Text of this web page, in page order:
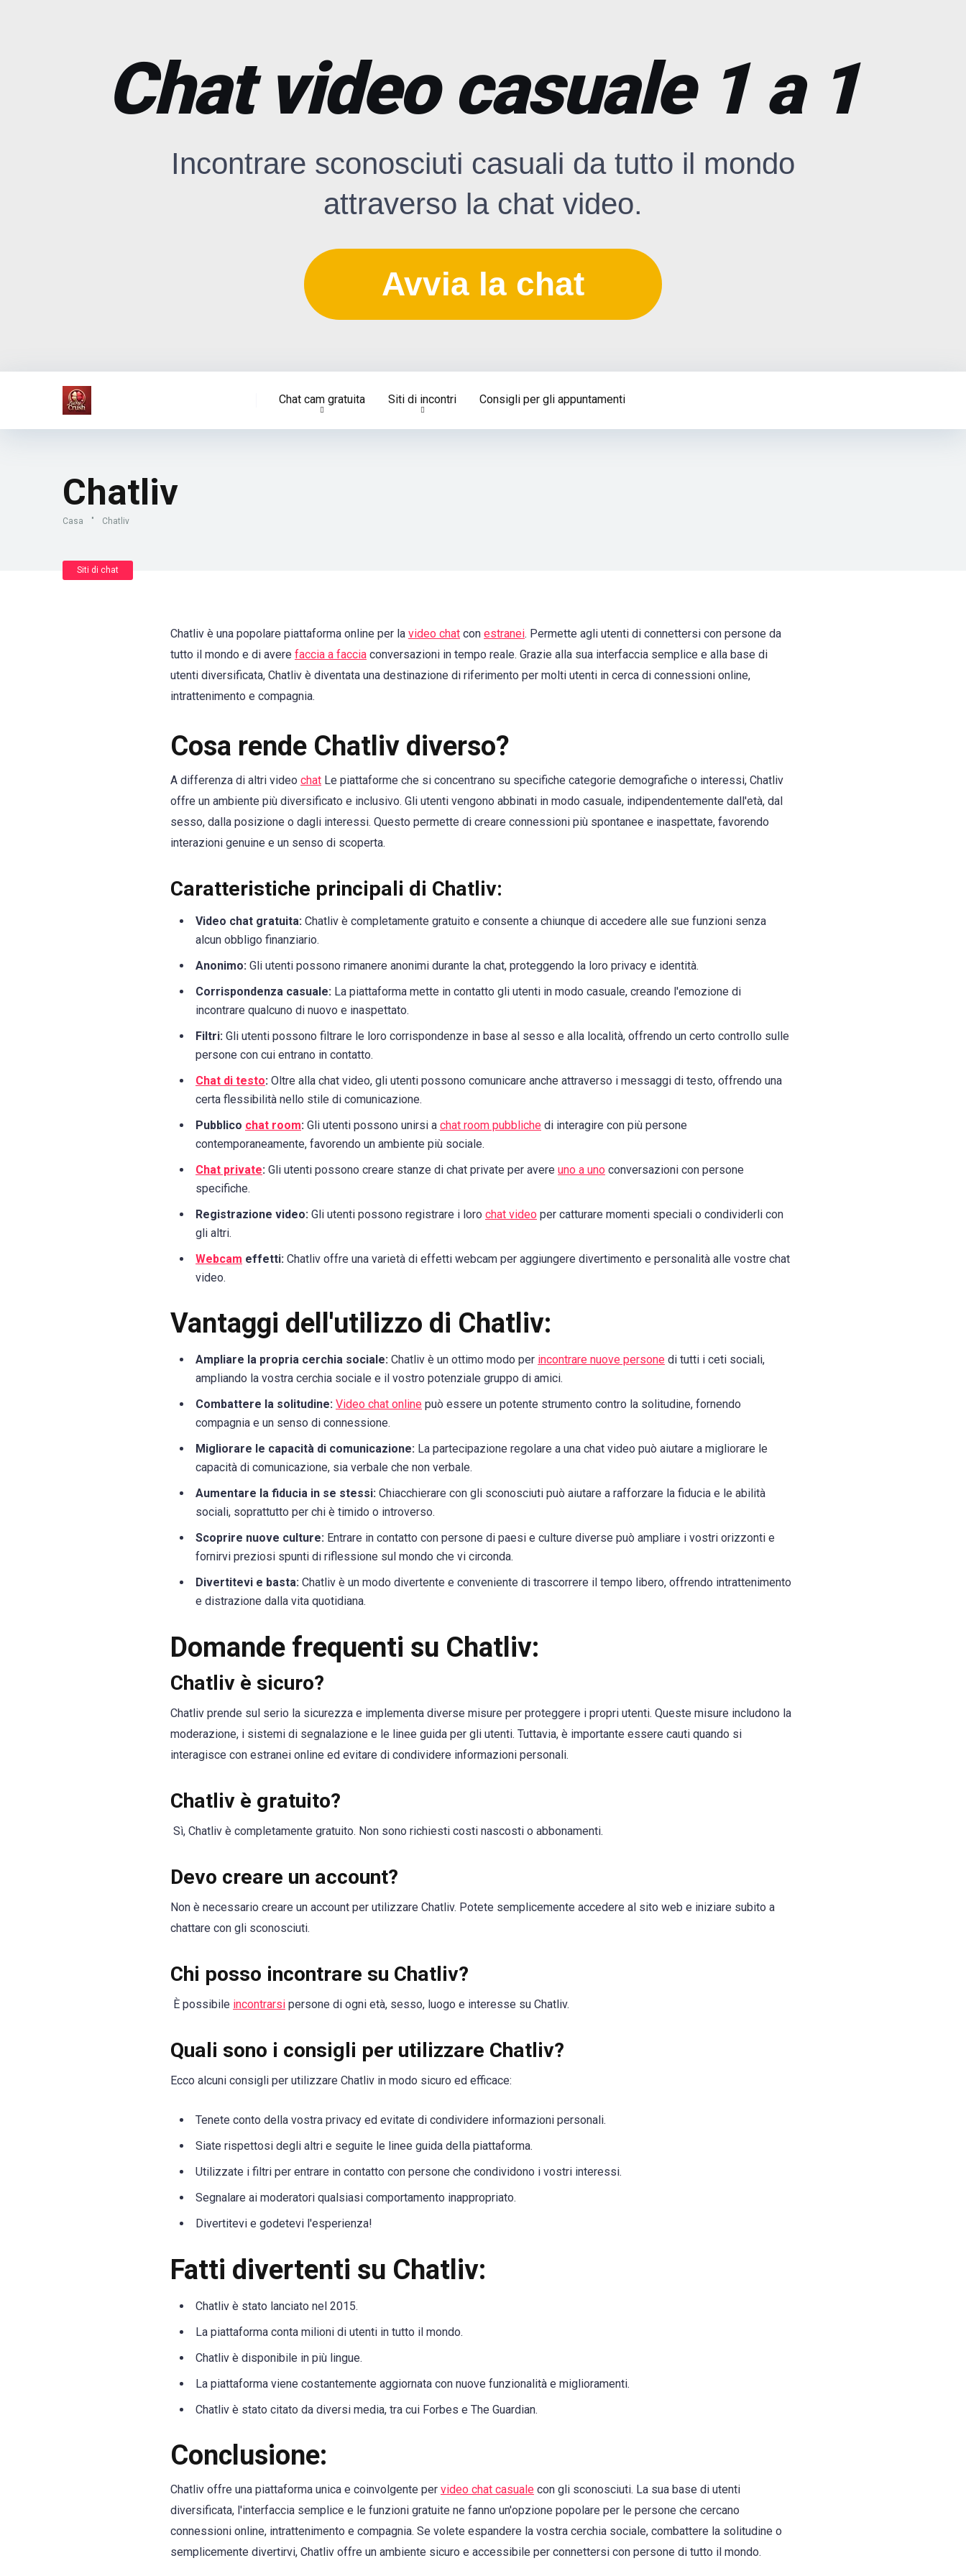
Chat video casuale 1 a 1
Incontrare sconosciuti casuali da tutto il mondo
attraverso la chat video.
Avvia la chat
Chat cam gratuita Siti di incontri Consigli per gli appuntamenti
Chatliv
Casa " Chatliv
Siti di chat
Chatliv è una popolare piattaforma online per la video chat con estranei. Permette agli utenti di connettersi con persone da
tutto il mondo e di avere faccia a faccia conversazioni in tempo reale. Grazie alla sua interfaccia semplice e alla base di
utenti diversificata, Chatliv è diventata una destinazione di riferimento per molti utenti in cerca di connessioni online,
intrattenimento e compagnia.
Cosa rende Chatliv diverso?
A differenza di altri video chat Le piattaforme che si concentrano su specifiche categorie demografiche o interessi, Chatliv
offre un ambiente più diversificato e inclusivo. Gli utenti vengono abbinati in modo casuale, indipendentemente dall'età, dal
sesso, dalla posizione o dagli interessi. Questo permette di creare connessioni più spontanee e inaspettate, favorendo
interazioni genuine e un senso di scoperta.
Caratteristiche principali di Chatliv:
Video chat gratuita: Chatliv è completamente gratuito e consente a chiunque di accedere alle sue funzioni senza
alcun obbligo finanziario.
Anonimo: Gli utenti possono rimanere anonimi durante la chat, proteggendo la loro privacy e identità.
Corrispondenza casuale: La piattaforma mette in contatto gli utenti in modo casuale, creando l'emozione di
incontrare qualcuno di nuovo e inaspettato.
Filtri: Gli utenti possono filtrare le loro corrispondenze in base al sesso e alla località, offrendo un certo controllo sulle
persone con cui entrano in contatto.
Chat di testo: Oltre alla chat video, gli utenti possono comunicare anche attraverso i messaggi di testo, offrendo una
certa flessibilità nello stile di comunicazione.
Pubblico chat room: Gli utenti possono unirsi a chat room pubbliche di interagire con più persone
contemporaneamente, favorendo un ambiente più sociale.
Chat private: Gli utenti possono creare stanze di chat private per avere uno a uno conversazioni con persone
specifiche.
Registrazione video: Gli utenti possono registrare i loro chat video per catturare momenti speciali o condividerli con
gli altri.
Webcam effetti: Chatliv offre una varietà di effetti webcam per aggiungere divertimento e personalità alle vostre chat
video.
Vantaggi dell'utilizzo di Chatliv:
Ampliare la propria cerchia sociale: Chatliv è un ottimo modo per incontrare nuove persone di tutti i ceti sociali,
ampliando la vostra cerchia sociale e il vostro potenziale gruppo di amici.
Combattere la solitudine: Video chat online può essere un potente strumento contro la solitudine, fornendo
compagnia e un senso di connessione.
Migliorare le capacità di comunicazione: La partecipazione regolare a una chat video può aiutare a migliorare le
capacità di comunicazione, sia verbale che non verbale.
Aumentare la fiducia in se stessi: Chiacchierare con gli sconosciuti può aiutare a rafforzare la fiducia e le abilità
sociali, soprattutto per chi è timido o introverso.
Scoprire nuove culture: Entrare in contatto con persone di paesi e culture diverse può ampliare i vostri orizzonti e
fornirvi preziosi spunti di riflessione sul mondo che vi circonda.
Divertitevi e basta: Chatliv è un modo divertente e conveniente di trascorrere il tempo libero, offrendo intrattenimento
e distrazione dalla vita quotidiana.
Domande frequenti su Chatliv:
Chatliv è sicuro?
Chatliv prende sul serio la sicurezza e implementa diverse misure per proteggere i propri utenti. Queste misure includono la
moderazione, i sistemi di segnalazione e le linee guida per gli utenti. Tuttavia, è importante essere cauti quando si
interagisce con estranei online ed evitare di condividere informazioni personali.
Chatliv è gratuito?
Sì, Chatliv è completamente gratuito. Non sono richiesti costi nascosti o abbonamenti.
Devo creare un account?
Non è necessario creare un account per utilizzare Chatliv. Potete semplicemente accedere al sito web e iniziare subito a
chattare con gli sconosciuti.
Chi posso incontrare su Chatliv?
È possibile incontrarsi persone di ogni età, sesso, luogo e interesse su Chatliv.
Quali sono i consigli per utilizzare Chatliv?
Ecco alcuni consigli per utilizzare Chatliv in modo sicuro ed efficace:
Tenete conto della vostra privacy ed evitate di condividere informazioni personali.
Siate rispettosi degli altri e seguite le linee guida della piattaforma.
Utilizzate i filtri per entrare in contatto con persone che condividono i vostri interessi.
Segnalare ai moderatori qualsiasi comportamento inappropriato.
Divertitevi e godetevi l'esperienza!
Fatti divertenti su Chatliv:
Chatliv è stato lanciato nel 2015.
La piattaforma conta milioni di utenti in tutto il mondo.
Chatliv è disponibile in più lingue.
La piattaforma viene costantemente aggiornata con nuove funzionalità e miglioramenti.
Chatliv è stato citato da diversi media, tra cui Forbes e The Guardian.
Conclusione:
Chatliv offre una piattaforma unica e coinvolgente per video chat casuale con gli sconosciuti. La sua base di utenti
diversificata, l'interfaccia semplice e le funzioni gratuite ne fanno un'opzione popolare per le persone che cercano
connessioni online, intrattenimento e compagnia. Se volete espandere la vostra cerchia sociale, combattere la solitudine o
semplicemente divertirvi, Chatliv offre un ambiente sicuro e accessibile per connettersi con persone di tutto il mondo.